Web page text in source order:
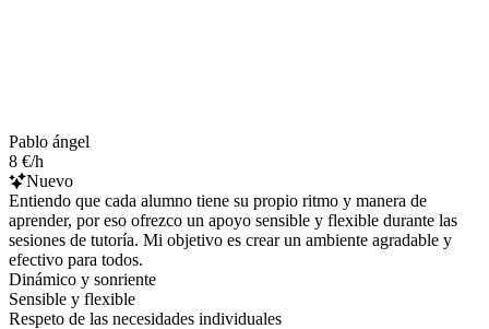
Pablo ángel
8 €/h
Nuevo
Entiendo que cada alumno tiene su propio ritmo y manera de
aprender, por eso ofrezco un apoyo sensible y flexible durante las
sesiones de tutoría. Mi objetivo es crear un ambiente agradable y
efectivo para todos.
Dinámico y sonriente
Sensible y flexible
Respeto de las necesidades individuales